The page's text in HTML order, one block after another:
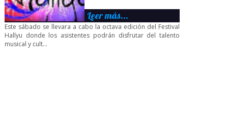
Leer más...
Este sábado se llevara a cabo la octava edición del Festival
Hallyu donde los asistentes podrán disfrutar del talento
musical y cult...